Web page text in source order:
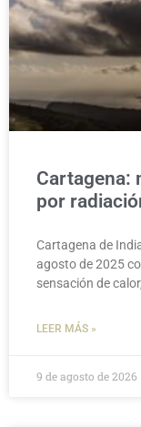
Cartagena:
por
Cartagena de
agosto de 2025
sensación de
LEER MÁS »
9 de agosto de 2026